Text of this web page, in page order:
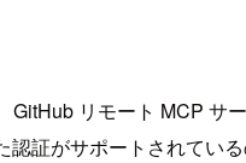
リモート MCP サ
証がサポートされてい